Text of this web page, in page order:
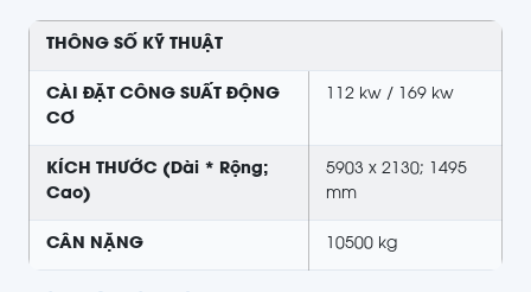
THÔNG SỐ KỸ THUẬT
CÀI ĐẶT CÔNG SUẤT ĐỘNG
CƠ
112 kw / 169 kw
KÍCH THƯỚC (Dài * Rộng;
Cao)
5903 x 2130; 1495
mm
CÂN NẶNG 10500 kg